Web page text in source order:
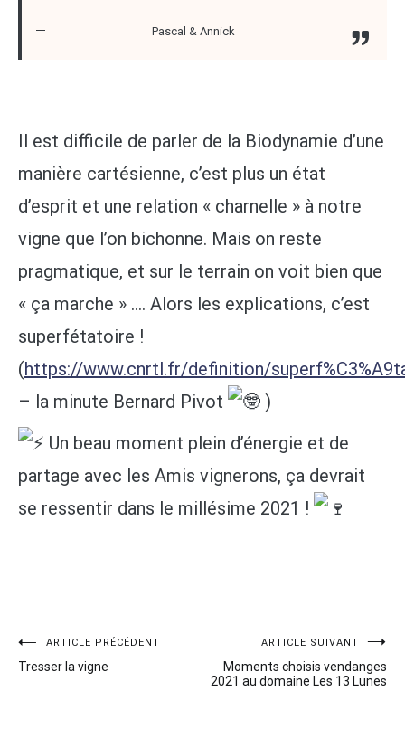
Pascal & Annick
Il est difficile de parler de la Biodynamie d’une
manière cartésienne, c’est plus un état
d’esprit et une relation « charnelle » à notre
vigne que l’on bichonne. Mais on reste
pragmatique, et sur le terrain on voit bien que
« ça marche » …. Alors les explications, c’est
superfétatoire !
(https://www.cnrtl.fr/definition/
– la minute Bernard Pivot
)
Un beau moment plein d’énergie et de
partage avec les Amis vignerons, ça devrait
se ressentir dans le millésime 2021 !
Navigation
de
ARTICLE PRÉCÉDENT
Tresser la vigne
ARTICLE SUIVANT
Moments choisis vendanges
2021 au domaine Les 13 Lunes